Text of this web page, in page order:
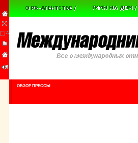
ОБЗОР ПРЕССЫ